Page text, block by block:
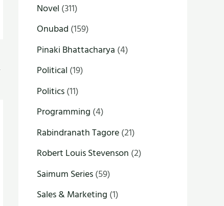
Novel (311)
Onubad (159)
Pinaki Bhattacharya (4)
Political (19)
Politics(11)
Programming (4)
Rabindranath Tagore(21)
Robert Louis Stevenson (2)
Saimum Series(59)
Sales & Marketing (1)